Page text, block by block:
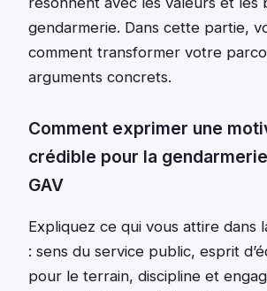
gendarmerie. Dans cette partie,
comment transformer votre
arguments concrets.
Comment exprimer une
crédible pour la
GAV
Expliquez ce qui vous attire dans
: sens du service public, esprit
pour le terrain, discipline et